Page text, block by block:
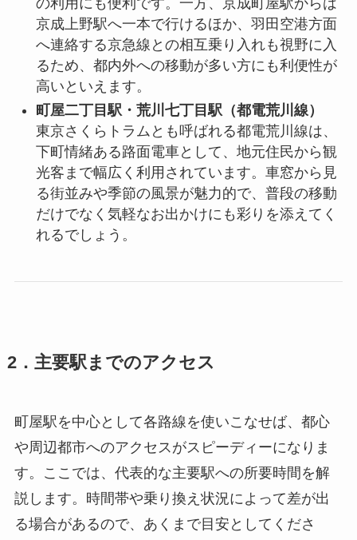
の利用にも便利です。一方、京成町屋駅からは
京成上野駅へ一本で行けるほか、羽田空港方面
へ連絡する京急線との相互乗り入れも視野に入
るため、都内外への移動が多い方にも利便性が
高いといえます。
町屋二丁目駅・荒川七丁目駅（都電荒川線）
東京さくらトラムとも呼ばれる都電荒川線は、
下町情緒ある路面電車として、地元住民から観
光客まで幅広く利用されています。車窓から見
る街並みや季節の風景が魅力的で、普段の移動
だけでなく気軽なお出かけにも彩りを添えてく
れるでしょう。
2．主要駅までのアクセス
町屋駅を中心として各路線を使いこなせば、都心
や周辺都市へのアクセスがスピーディーになりま
す。ここでは、代表的な主要駅への所要時間を解
説します。時間帯や乗り換え状況によって差が出
る場合があるので、あくまで目安としてくださ